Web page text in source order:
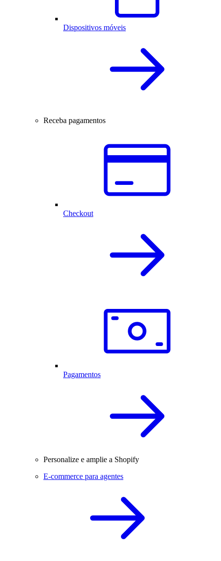
Dispositivos móveis
Receba pagamentos
Checkout
Pagamentos
Personalize e amplie a Shopify
E-commerce para agentes